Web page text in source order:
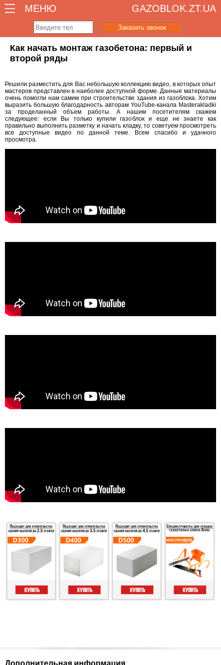
МЕНЮ GAZOBLOK.ZT.UA
Заказать звонок
Как начать монтаж газобетона: первый и
второй ряды
Решили разместить для Вас небольшую коллекцию видео, в которых опыт
мастеров представлен в наиболее доступной форме. Данные материалы
очень помогли нам самим при строительстве здания из газоблока. Хотим
выразить большую благодарность авторам YouTube-канала Masterakladki
за проделанный объем работы. А нашим посетителям скажем
следующее: если Вы только купили газоблок и еще не знаете как
правильно выполнить разметку и начать кладку, то советуем просмотреть
все доступные видео по данной теме. Всем спасибо и удачного
просмотра.
Дополнительная информация